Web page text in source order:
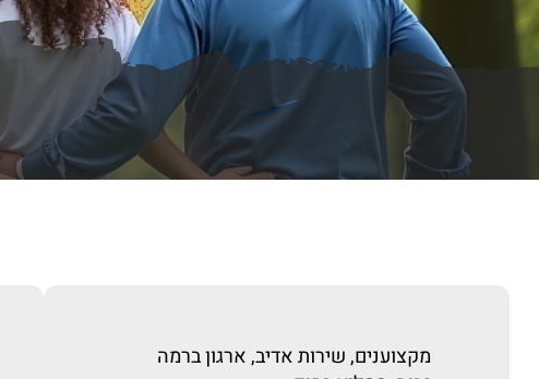
מקצוענים, שירות אדיב, ארגון ברמה